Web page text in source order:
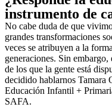
instrumento de
No cabe duda de que
grandes transformaciones
veces se atribuyen a la
generaciones. Sin
de los que la gente está
decidido hablarnos Tamara
Educación Infantil +
SAFA.